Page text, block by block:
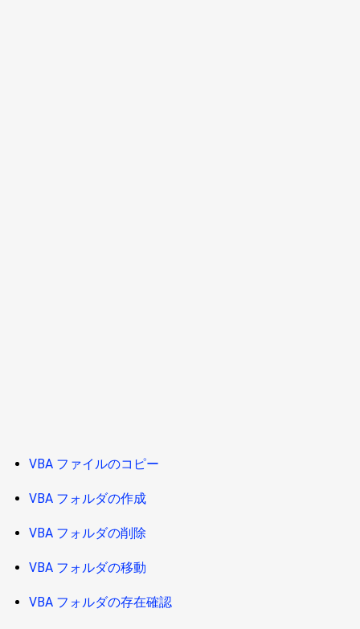
VBA ファイルのコピー
VBA フォルダの作成
VBA フォルダの削除
VBA フォルダの移動
VBA フォルダの存在確認